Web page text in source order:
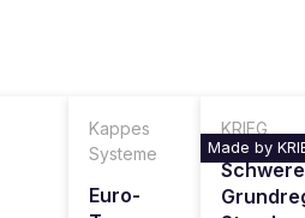
Kappes
Systeme
Euro-
KRIEG
Made by